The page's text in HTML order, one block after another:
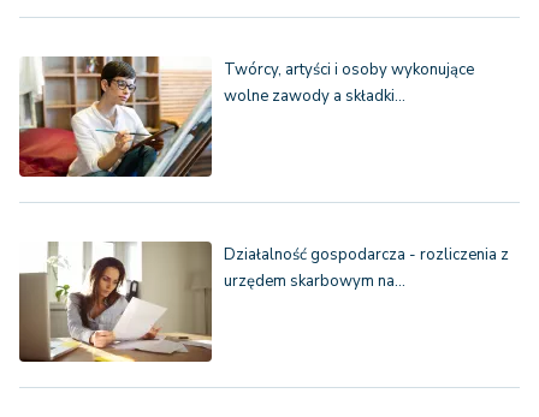
Twórcy, artyści i osoby wykonujące
wolne zawody a składki…
Działalność gospodarcza - rozliczenia z
urzędem skarbowym na…